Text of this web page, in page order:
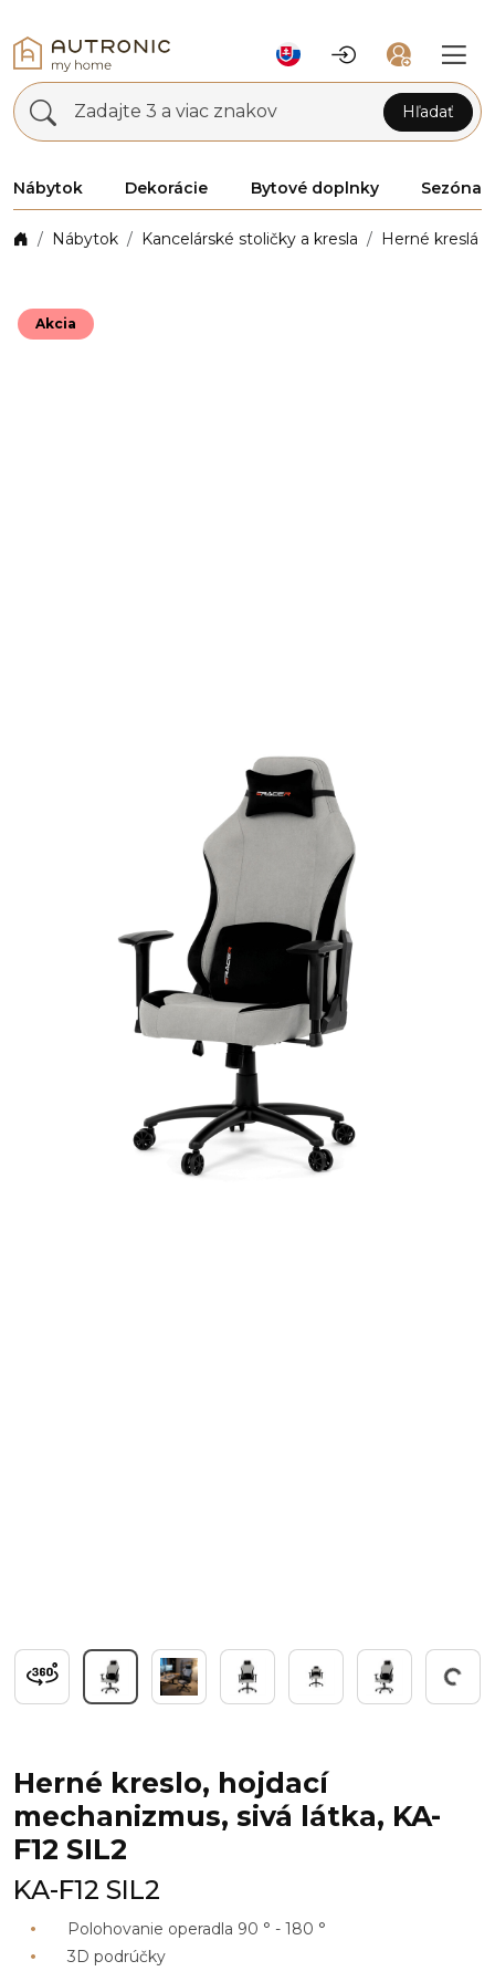
Zadajte 3 a viac znakov Hľadať
Nábytok Dekorácie Bytové doplnky Sezóna
Nábytok Kancelárské stoličky a kresla Herné kreslá
Working...
Akcia
Herné kreslo, hojdací
mechanizmus, sivá látka, KA-
F12 SIL2
KA-F12 SIL2
Polohovanie operadla 90 ° - 180 °
3D podrúčky